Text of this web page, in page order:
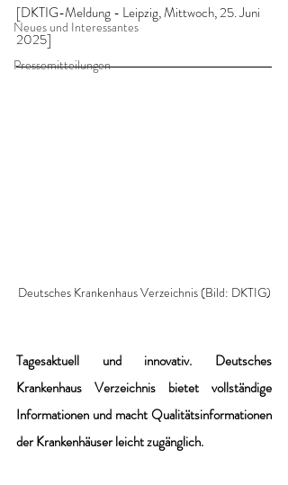
Neues und Interessantes
Pressemitteilungen
[DKTIG-Meldung - Leipzig, Mittwoch, 25. Juni
2025]
Deutsches Krankenhaus Verzeichnis (Bild: DKTIG)
Tagesaktuell und innovativ. Deutsches
Krankenhaus Verzeichnis bietet vollständige
Informationen und macht Qualitätsinformationen
der Krankenhäuser leicht zugänglich.